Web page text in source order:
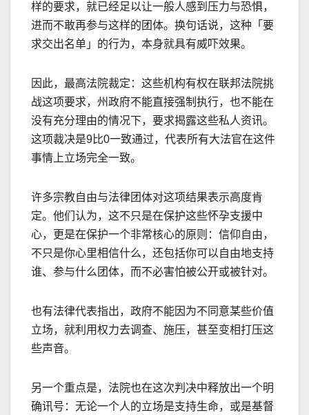
样的要求，就已经足以让一般人感到压力与恐惧，
进而不敢再参与这样的团体。换句话说，这种「要
求交出名单」的行为，本身就具有威吓效果。
因此，最高法院裁定：这些机构有权在联邦法院挑
战这项要求，州政府不能直接强制执行，也不能在
没有充分理由的情况下，要求揭露这些私人资讯。
这项裁决是9比0一致通过，代表所有大法官在这件
事情上立场完全一致。
许多宗教自由与法律团体对这项结果表示高度肯
定。他们认为，这不只是在保护这些怀孕支援中
心，更是在保护一个非常核心的原则：信仰自由，
不只是你心里相信什么，还包括你可以自由地支持
谁、参与什么团体，而不必害怕被公开或被针对。
也有法律代表指出，政府不能因为不同意某些价值
立场，就利用权力去调查、施压，甚至变相打压这
些声音。
另一个重点是，法院也在这次判决中释放出一个明
确讯号：无论一个人的立场是支持生命，或是基督